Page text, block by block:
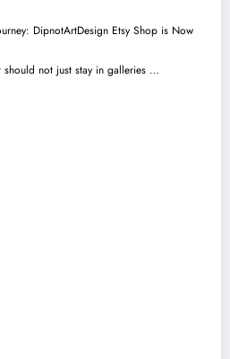
DipnotArtDesign Etsy Shop is Now
should not just stay in galleries …